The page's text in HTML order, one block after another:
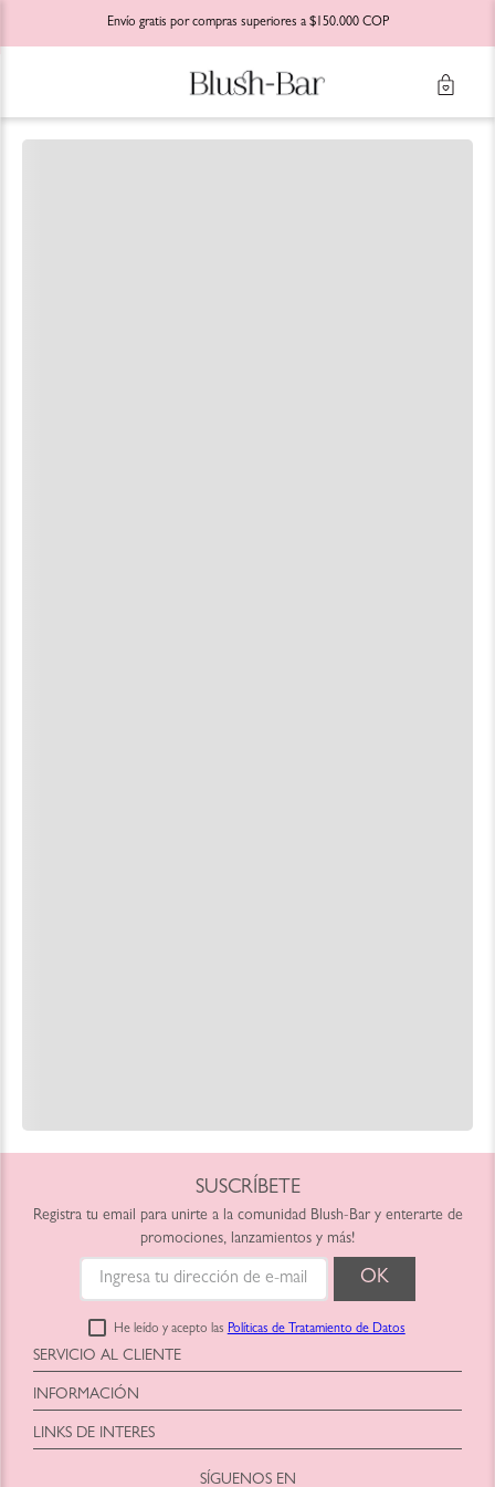
Envío gratis por compras superiores a $150.000 COP
SUSCRÍBETE
Registra tu email para unirte a la comunidad Blush-Bar y enterarte de
promociones, lanzamientos y más!
He leído y acepto las Políticas de Tratamiento de Datos
SERVICIO AL CLIENTE
Horario: Lunes a Viernes
9:00am a 6:00pm
shop@blush-bar.com
INFORMACIÓN
Blush-Bar SAS
Correo:shop@blush-bar.com
LINKS DE INTERES
Marcas Cruelty Free
SÍGUENOS EN